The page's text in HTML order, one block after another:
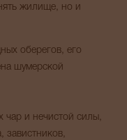
жилище, но и
оберегов, его
шумерской
чар и нечистой силы,
завистников,